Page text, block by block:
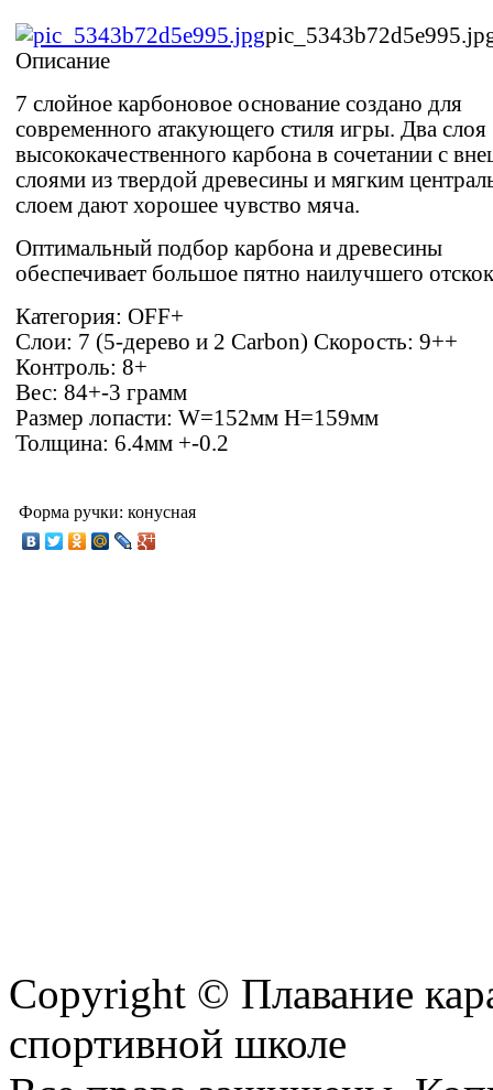
Описание
7 слойное карбоновое основание создано для
современного атакующего стиля игры. Два слоя
высококачественного карбона в сочетании с
слоями из твердой древесины и мягким
слоем дают хорошее чувство мяча.
Оптимальный подбор карбона и древесины
обеспечивает большое пятно наилучшего
Категория: OFF+
Слои: 7 (5-дерево и 2 Carbon) Скорость: 9++
Контроль: 8+
Вес: 84+-3 грамм
Размер лопасти: W=152мм H=159мм
Толщина: 6.4мм +-0.2
Форма ручки: конусная
Copyright © Плавание
спортивной школе